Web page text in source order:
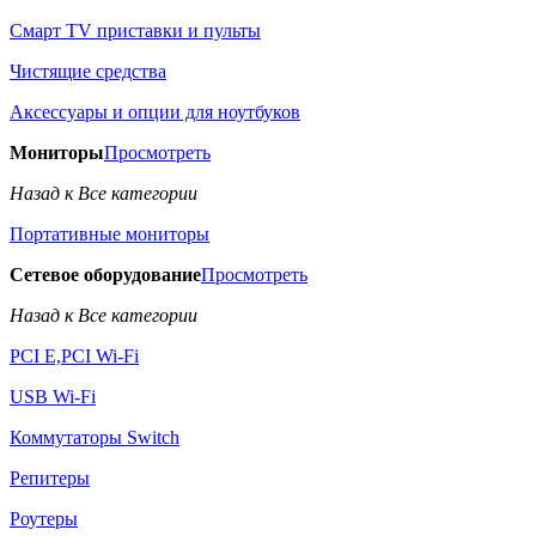
Смарт TV приставки и пульты
Чистящие средства
Аксессуары и опции для ноутбуков
МониторыПросмотреть
Назад к Все категории
Портативные мониторы
Сетевое оборудованиеПросмотреть
Назад к Все категории
PCI E,PCI Wi-Fi
USB Wi-Fi
Коммутаторы Switch
Репитеры
Роутеры